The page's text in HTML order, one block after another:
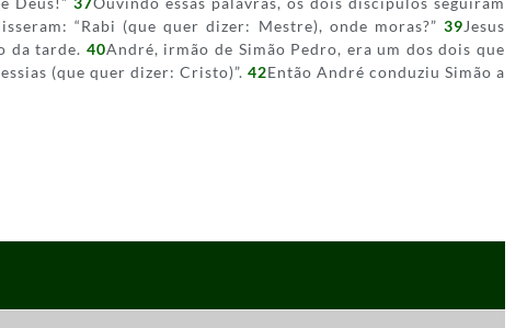
“Rabi (que quer dizer: Mestre), onde moras?”39Jesus
da tarde. 40André, irmão de Simão Pedro, era um dos dois que
(que quer dizer: Cristo)”. 42Então André conduziu Simão a